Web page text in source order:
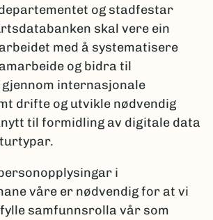
og stadfestar
skal vere ein
med å systematisere
og bidra til
internasjonale
drifte og utvikle nødvendig
til formidling av digitale data
i
våre er nødvendig for at vi
samfunnsrolla vår som